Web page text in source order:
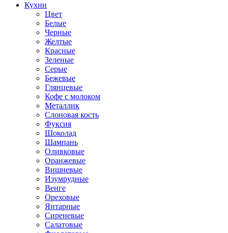
Кухни
Цвет
Белые
Черные
Желтые
Красные
Зеленые
Серые
Бежевые
Глянцевые
Кофе с молоком
Металлик
Слоновая кость
Фуксия
Шоколад
Шампань
Оливковые
Оранжевые
Вишневые
Изумрудные
Венге
Ореховые
Янтарные
Сиреневые
Салатовые